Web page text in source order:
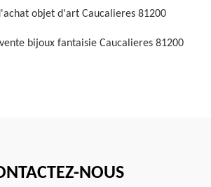
objet d'art Caucalieres 81200
bijoux fantaisie Caucalieres 81200
NOUS